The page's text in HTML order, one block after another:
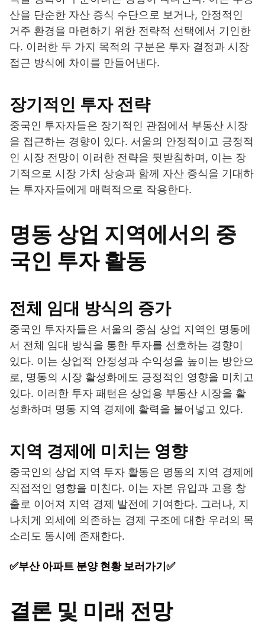
산을 단순한 자산 증식 수단으로 보거나, 안정적인
거주 환경을 마련하기 위한 전략적 선택에서 기인한
다. 이러한 두 가지 목적의 구분은 투자 결정과 시장
접근 방식에 차이를 만들어낸다.
장기적인 투자 전략
중국인 투자자들은 장기적인 관점에서 부동산 시장
을 접근하는 경향이 있다. 서울의 안정적이고 긍정적
인 시장 전망이 이러한 전략을 뒷받침하며, 이는 장
기적으로 시장 가치 상승과 함께 자산 증식을 기대하
는 투자자들에게 매력적으로 작용한다.
명동 상업 지역에서의 중
국인 투자 활동
전체 임대 방식의 증가
중국인 투자자들은 서울의 중심 상업 지역인 명동에
서 전체 임대 방식을 통한 투자를 선호하는 경향이
있다. 이는 상업적 안정성과 수익성을 높이는 방안으
로, 명동의 시장 활성화에도 긍정적인 영향을 미치고
있다. 이러한 투자 패턴은 상업용 부동산 시장을 활
성화하며 명동 지역 경제에 활력을 불어넣고 있다.
지역 경제에 미치는 영향
중국인의 상업 지역 투자 활동은 명동의 지역 경제에
직접적인 영향을 미친다. 이는 자본 유입과 고용 창
출로 이어져 지역 경제 발전에 기여한다. 그러나, 지
나치게 외세에 의존하는 경제 구조에 대한 우려의 목
소리도 동시에 존재한다.
✅부산 아파트 분양 현황 보러가기✅
결론 및 미래 전망